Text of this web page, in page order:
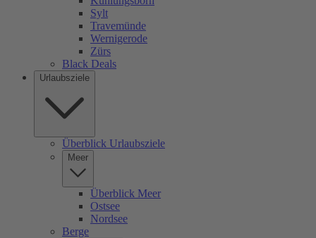
Sylt
Travemünde
Wernigerode
Zürs
Black Deals
Urlaubsziele
Überblick Urlaubsziele
Meer
Überblick Meer
Ostsee
Nordsee
Berge